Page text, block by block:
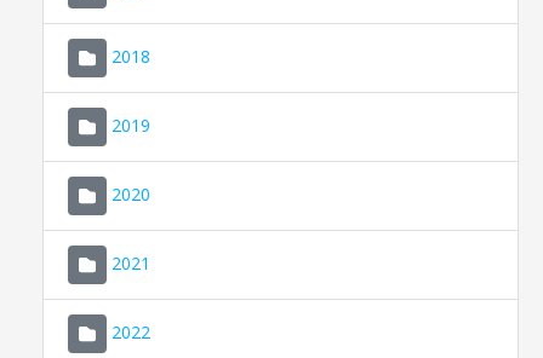
2018
2019
2020
2021
2022